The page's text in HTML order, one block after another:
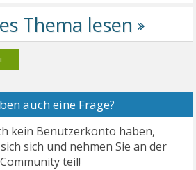
auch eine Frage?
kein Benutzerkonto haben,
sich und nehmen Sie an der
Community teil!